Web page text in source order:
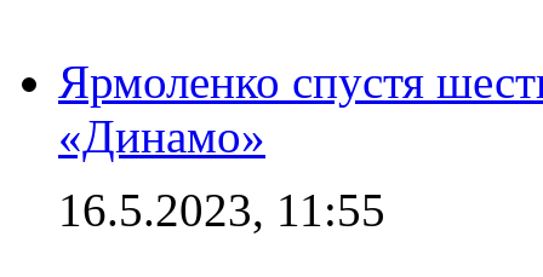
Ярмоленко спустя
«Динамо»
16.5.2023, 11:55